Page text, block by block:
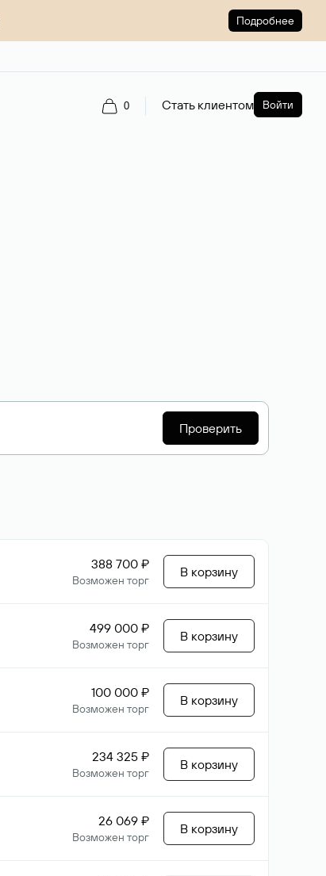
Подробнее
0 Стать клиентом Войти
Проверить
388 700 ₽
Возможен торг
В корзину
499 000 ₽
Возможен торг
В корзину
100 000 ₽
Возможен торг
В корзину
234 325 ₽
Возможен торг
В корзину
26 069 ₽
Возможен торг
В корзину